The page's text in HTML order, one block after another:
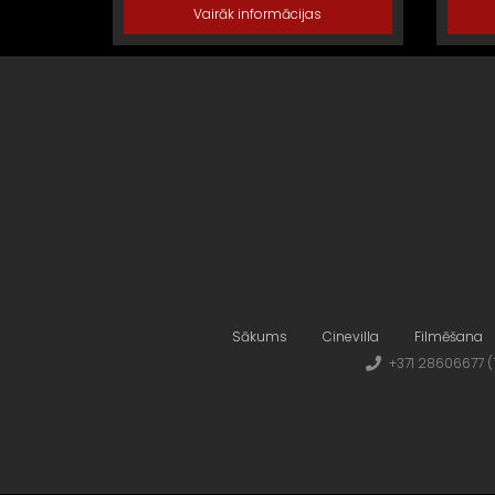
Vairāk informācijas
Sākums Cinevilla Filmēšana
+371